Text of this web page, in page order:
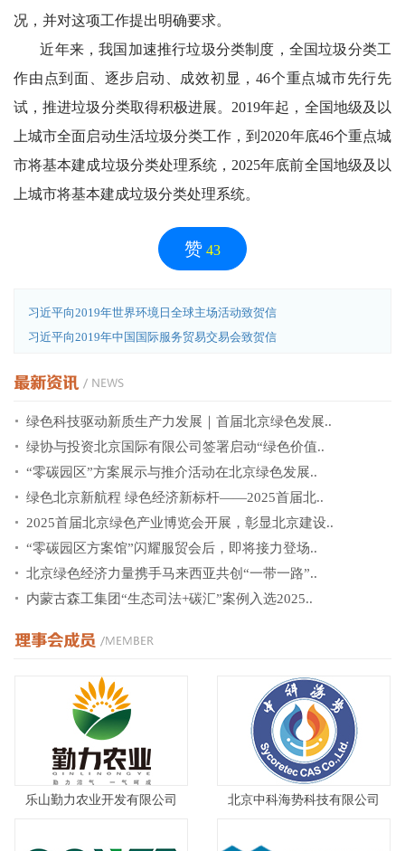
况，并对这项工作提出明确要求。
近年来，我国加速推行垃圾分类制度，全国垃圾分类工
作由点到面、逐步启动、成效初显，46个重点城市先行先
试，推进垃圾分类取得积极进展。2019年起，全国地级及以
上城市全面启动生活垃圾分类工作，到2020年底46个重点城
市将基本建成垃圾分类处理系统，2025年底前全国地级及以
上城市将基本建成垃圾分类处理系统。
赞 43
习近平向2019年世界环境日全球主场活动致贺信
习近平向2019年中国国际服务贸易交易会致贺信
绿色科技驱动新质生产力发展｜首届北京绿色发展..
绿协与投资北京国际有限公司签署启动“绿色价值..
“零碳园区”方案展示与推介活动在北京绿色发展..
绿色北京新航程 绿色经济新标杆——2025首届北..
2025首届北京绿色产业博览会开展，彰显北京建设..
“零碳园区方案馆”闪耀服贸会后，即将接力登场..
北京绿色经济力量携手马来西亚共创“一带一路”..
内蒙古森工集团“生态司法+碳汇”案例入选2025..
乐山勤力农业开发有限公司 北京中科海势科技有限公司